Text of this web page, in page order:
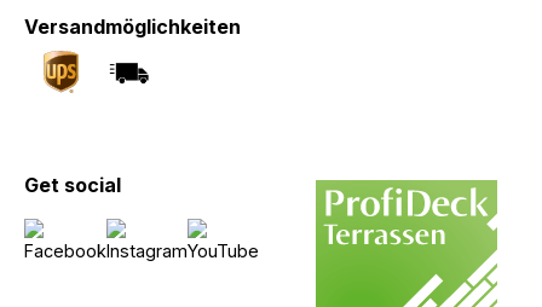
Versandmöglichkeiten
Get social